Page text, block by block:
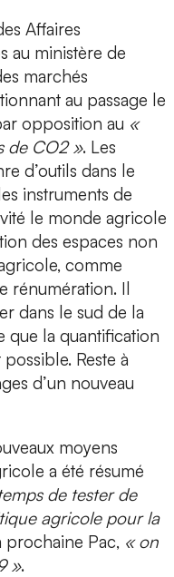
Affaires
au ministère de
marchés
au passage le
opposition au «
de CO2 ». Les
d’outils dans le
instruments de
le monde agricole
des espaces non
comme
rénumération. Il
dans le sud de la
que la quantification
Reste à
d’un nouveau
moyens
a été résumé
de tester de
agricole pour la
prochaine Pac, « on
».